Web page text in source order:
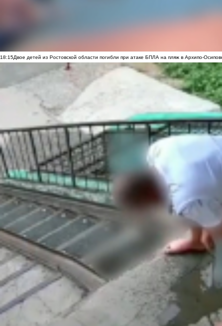
18:15Двое детей из Ростовской области погибли при атаке БПЛА на пляж в Архипо-